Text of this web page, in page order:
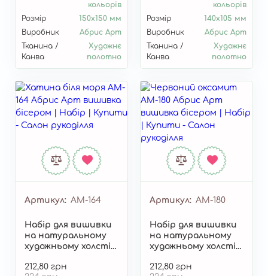
кольорів
Розмір
150x150 мм
Виробник
Абрис Арт
Тканина /
Канва
Художнє
полотно
кольорів
Розмір
140x105 мм
Виробник
Абрис Арт
Тканина /
Канва
Художнє
полотно
Артикул AM-164
Набір для вишивки
на натуральному
художньому холсті
AM-164
212,80 грн
Артикул AM-180
Набір для вишивки
на натуральному
художньому холсті
AM-180
212,80 грн